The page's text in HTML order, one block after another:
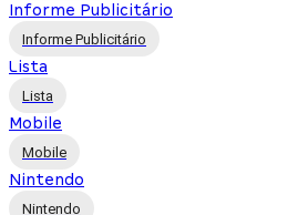
Informe Publicitário
Informe Publicitário
Lista
Lista
Mobile
Mobile
Nintendo
Nintendo